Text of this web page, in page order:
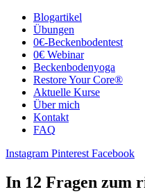
Blogartikel
Übungen
0€-Beckenbodentest
0€ Webinar
Beckenbodenyoga
Restore Your Core®
Aktuelle Kurse
Über mich
Kontakt
FAQ
Instagram Pinterest Facebook
In 12 Fragen zum